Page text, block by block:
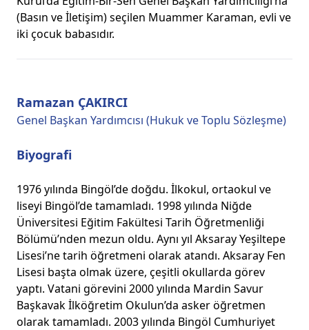
(Basın ve İletişim) seçilen Muammer Karaman, evli ve
iki çocuk babasıdır.
Ramazan ÇAKIRCI
Genel Başkan Yardımcısı (Hukuk ve Toplu Sözleşme)
Biyografi
1976 yılında Bingöl’de doğdu. İlkokul, ortaokul ve
liseyi Bingöl’de tamamladı. 1998 yılında Niğde
Üniversitesi Eğitim Fakültesi Tarih Öğretmenliği
Bölümü’nden mezun oldu. Aynı yıl Aksaray Yeşiltepe
Lisesi’ne tarih öğretmeni olarak atandı. Aksaray Fen
Lisesi başta olmak üzere, çeşitli okullarda görev
yaptı. Vatani görevini 2000 yılında Mardin Savur
Başkavak İlköğretim Okulun’da asker öğretmen
olarak tamamladı. 2003 yılında Bingöl Cumhuriyet